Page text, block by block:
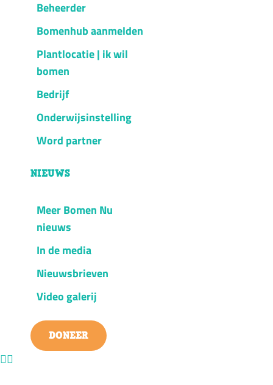
Beheerder
Bomenhub aanmelden
Plantlocatie | ik wil
bomen
Bedrijf
Onderwijsinstelling
Word partner
NIEUWS
Meer Bomen Nu
nieuws
In de media
Nieuwsbrieven
Video galerij
DONEER